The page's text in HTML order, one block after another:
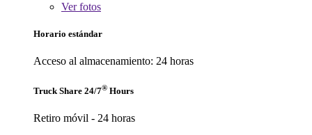
Verfotos
Horario estándar
Acceso al almacenamiento: 24 horas
Truck Share 24/7® Hours
Retiro móvil - 24 horas